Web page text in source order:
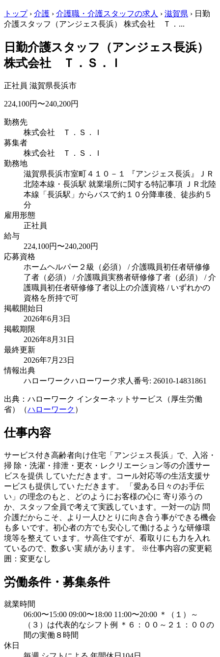
トップ › 介護 › 介護職・介護スタッフの求人 › 滋賀県 › 日勤
介護スタッフ（アンジェス長浜） 株式会社 Ｔ．...
日勤介護スタッフ（アンジェス長浜）
株式会社 Ｔ．Ｓ．Ｉ
正社員 滋賀県長浜市
224,100円〜240,200円
勤務先
株式会社 Ｔ．Ｓ．Ｉ
募集者
株式会社 Ｔ．Ｓ．Ｉ
勤務地
滋賀県長浜市室町４１０－１ 『アンジェス長浜』
ＪＲ
北陸本線・長浜駅 就業場所に関する特記事項 ＪＲ北陸
本線「長浜駅」からバスで約１０分降車後、徒歩約５
分
雇用形態
正社員
給与
224,100円〜240,200円
応募資格
ホームヘルパー２級（必須） / 介護職員初任者研修修
了者（必須） / 介護職員実務者研修修了者（必須） / 介
護職員初任者研修修了者以上の介護資格 / いずれかの
資格を所持で可
掲載開始日
2026年6月3日
掲載期限
2026年8月31日
最終更新
2026年7月23日
情報出典
ハローワークハローワーク求人番号: 26010-14831861
出典：ハローワーク インターネットサービス（厚生労働
省）（ハローワーク ）
仕事内容
サービス付き高齢者向け住宅「アンジェス長浜」で、入浴・
掃 除・洗濯・排泄・更衣・レクリエーション等の介護サー
ビスを提供 していただきます。コール対応等の生活支援サ
ービスも提供してい ただきます。 「愛ある日々のお手伝
い」の理念のもと、どのようにお客様の心に 寄り添うの
か、スタッフ全員で考えて実践しています。一対一の訪 問
介護だからこそ、より一人ひとりに向き合う事ができる機会
も多 いです。初心者の方でも安心して働けるような研修環
境等を整えて います。サ高住ですが、看取りにも力を入れ
ているので、数多い実 績があります。 ※仕事内容の変更範
囲：変更なし
労働条件・募集条件
就業時間
06:00〜15:00 09:00〜18:00 11:00〜20:00 ＊（１）～
（３）は代表的なシフト例 ＊６：００～２１：００の
間の実働８時間
休日